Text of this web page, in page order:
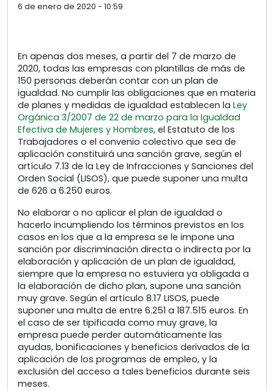
6 de enero de 2020 - 10:59
En apenas dos meses, a partir del 7 de marzo de
2020, todas las empresas con plantillas de más de
150 personas deberán contar con un plan de
igualdad. No cumplir las obligaciones que en materia
de planes y medidas de igualdad establecen la Ley
Orgánica 3/2007 de 22 de marzo para la Igualdad
Efectiva de Mujeres y Hombres, el Estatuto de los
Trabajadores o el convenio colectivo que sea de
aplicación constituirá una sanción grave, según el
artículo 7.13 de la Ley de Infracciones y Sanciones del
Orden Social (LISOS), que puede suponer una multa
de 626 a 6.250 euros.
No elaborar o no aplicar el plan de igualdad o
hacerlo incumpliendo los términos previstos en los
casos en los que a la empresa se le impone una
sanción por discriminación directa o indirecta por la
elaboración y aplicación de un plan de igualdad,
siempre que la empresa no estuviera ya obligada a
la elaboración de dicho plan, supone una sanción
muy grave. Según el artículo 8.17 LISOS, puede
suponer una multa de entre 6.251 a 187.515 euros. En
el caso de ser tipificada como muy grave, la
empresa puede perder automáticamente las
ayudas, bonificaciones y beneficios derivados de la
aplicación de los programas de empleo, y la
exclusión del acceso a tales beneficios durante seis
meses.